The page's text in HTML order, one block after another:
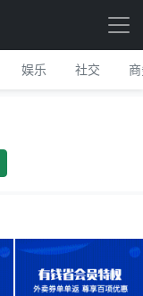
娱乐 社交